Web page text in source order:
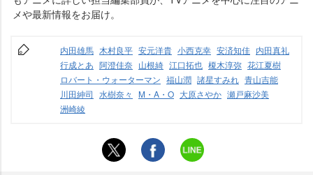
メや最新情報をお届け。
内田雄馬 木村良平 安元洋貴 小西克幸 安済知佳 内田真礼
行成とあ 阿澄佳奈 山根綺 江口拓也 榎木淳弥 花江夏樹
ロバート・ウォーターマン 福山潤 諸星すみれ 青山吉能
川田紳司 水樹奈々 M・A・O 大原さやか 瀬戸麻沙美
洲崎綾